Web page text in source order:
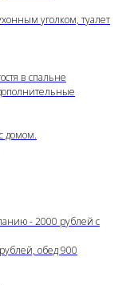
уголком, туалет
в спальне
домом.
- 2000 рублей с
обед 900